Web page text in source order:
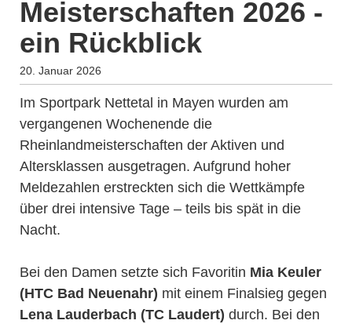
Meisterschaften 2026 -
ein Rückblick
20. Januar 2026
Im Sportpark Nettetal in Mayen wurden am
vergangenen Wochenende die
Rheinlandmeisterschaften der Aktiven und
Altersklassen ausgetragen. Aufgrund hoher
Meldezahlen erstreckten sich die Wettkämpfe
über drei intensive Tage – teils bis spät in die
Nacht.
Bei den Damen setzte sich Favoritin Mia Keuler
(HTC Bad Neuenahr) mit einem Finalsieg gegen
Lena Lauderbach (TC Laudert) durch. Bei den